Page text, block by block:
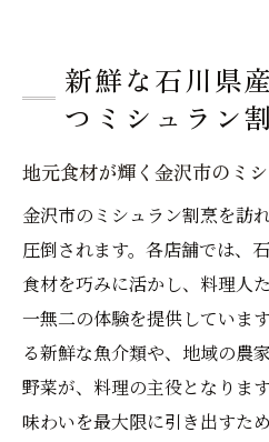
新鮮な石川県
つミシュラン
地元食材が輝く金沢市のミ
金沢市のミシュラン割烹を訪
圧倒されます。各店舗では、
食材を巧みに活かし、料理人
一無二の体験を提供していま
る新鮮な魚介類や、地域の農
野菜が、料理の主役となりま
味わいを最大限に引き出すた